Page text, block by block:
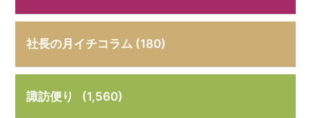
社長の月イチコラム (180)
諏訪便り (1,560)